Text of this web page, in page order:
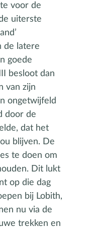
voor de
uiterste
de latere
goede
besloot dan
van zijn
ongetwijfeld
door de
dat het
blijven. De
te doen om
Dit lukt
op die dag
bij Lobith,
nu via de
trekken en